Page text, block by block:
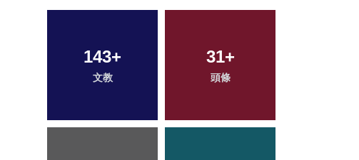
143+
文教
31+
頭條
99+
旅遊
243+
社會